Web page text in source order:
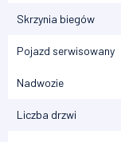
Skrzynia biegów
Pojazd serwisowany
Nadwozie
Liczba drzwi